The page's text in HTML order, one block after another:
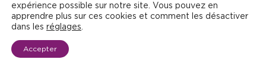
de 8h30 à 12h00 & de 13h30 à 18h00
Le Samedi
de 8h30 à 12h00
expérience possible sur notre site. Vous pouvez en
apprendre plus sur ces cookies et comment les désactiver
dans les réglages.
Accepter